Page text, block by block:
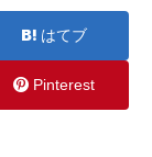
はてブ
Pinterest